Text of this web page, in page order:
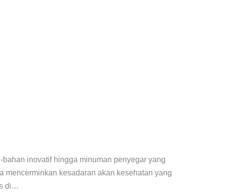
inovatif hingga minuman penyegar yang
mencerminkan kesadaran akan kesehatan yang
di…